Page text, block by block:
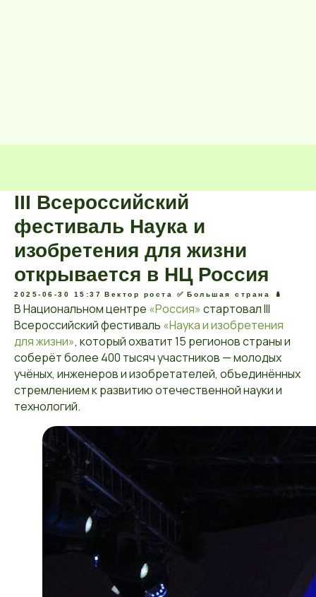
III Всероссийский
фестиваль Наука и
изобретения для жизни
открывается в НЦ Россия
2025-06-30 15:37 Вектор роста ✅️ Большая страна 🪆
В Национальном центре «Россия» стартовал III
Всероссийский фестиваль «Наука и изобретения
для жизни», который охватит 15 регионов страны и
соберёт более 400 тысяч участников — молодых
учёных, инженеров и изобретателей, объединённых
стремлением к развитию отечественной науки и
технологий.